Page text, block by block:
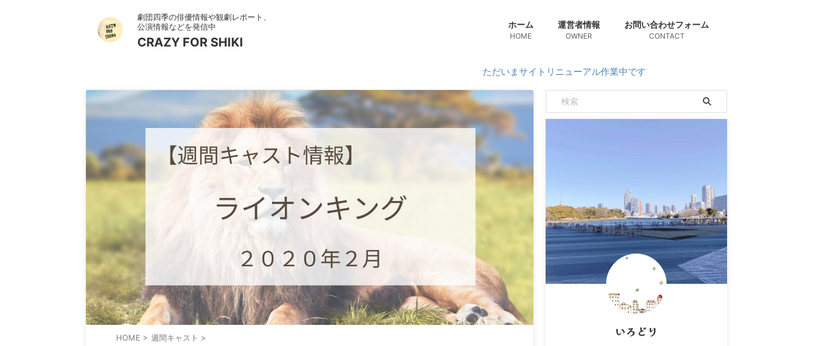
劇団四季の俳優情報や観劇レポート、
公演情報などを発信中
CRAZY FOR SHIKI
ホーム
HOME
運営者情報
OWNER
お問い合わせフォーム
CONTACT
ただいまサイトリニューアル作業中です
HOME > 週間キャスト > いろどり